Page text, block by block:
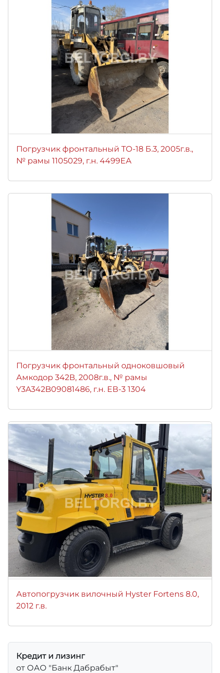
Погрузчик фронтальный ТО-18 Б.3, 2005г.в.,
№ рамы 1105029, г.н. 4499ЕА
Погрузчик фронтальный одноковшовый
Амкодор 342В, 2008г.в., № рамы
Y3A342B09081486, г.н. ЕВ-3 1304
Автопогрузчик вилочный Hyster Fortens 8.0,
2012 г.в.
Кредит и лизинг
от ОАО "Банк Дабрабыт"